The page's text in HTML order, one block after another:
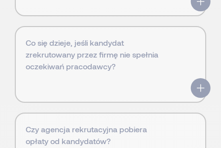
Co się dzieje, jeśli kandydat
zrekrutowany przez firmę nie spełnia
oczekiwań pracodawcy?
Czy agencja rekrutacyjna pobiera
opłaty od kandydatów?